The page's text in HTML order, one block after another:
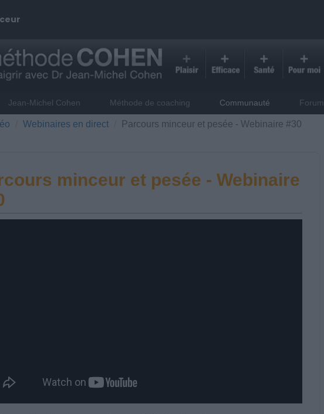
Jean-Michel Cohen Méthode de coaching Communauté Forum
Webinaires en direct Parcours minceur et pesée - Webinaire #30
minceur et pesée - Webinaire